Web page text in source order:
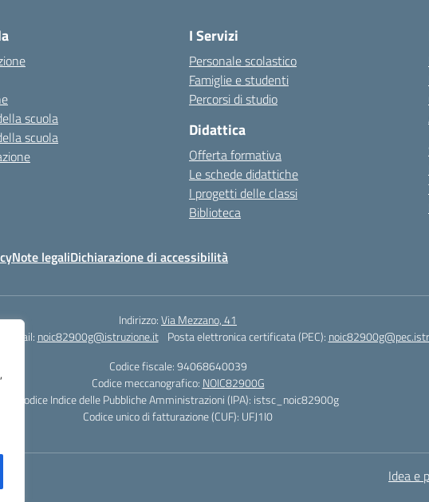
scuola
scuola
I Servizi
Personale scolastico
Famiglie e studenti
Percorsi di studio
Didattica
Offerta formativa
Le schede didattiche
I progetti delle classi
Biblioteca
Note legaliDichiarazione di accessibilità
Indirizzo:Via Mezzano, 41
Email: noic82900g@istruzione.it Posta elettronica certificata (PEC):
Codice fiscale: 94068640039
Codice meccanografico: NOIC82900G
Codice Indice delle Pubbliche Amministrazioni (IPA): istsc_noic82900g
Codice unico di fatturazione (CUF): UFJ1I0
Idea e